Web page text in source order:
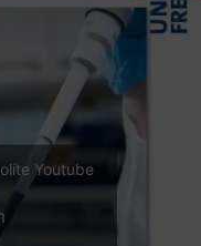
Youtube